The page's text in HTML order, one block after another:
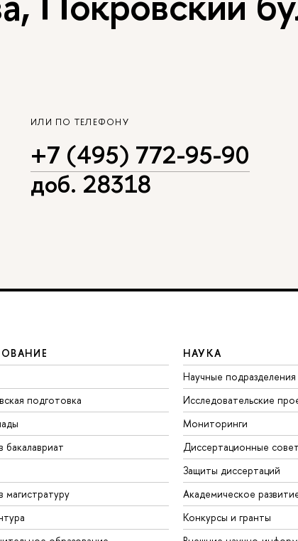
ИЛИ ПО ТЕЛЕФОНУ
+7 (495) 772-95-90
доб. 28318
подготовка
бакалавриат
магистратуру
НАУКА
Научные подразделения
Исследовательские
Мониторинги
Диссертационные
Защиты диссертаций
Академическое
Конкурсы и гранты